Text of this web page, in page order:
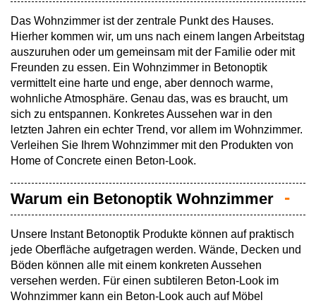
Das Wohnzimmer ist der zentrale Punkt des Hauses.
Hierher kommen wir, um uns nach einem langen Arbeitstag
auszuruhen oder um gemeinsam mit der Familie oder mit
Freunden zu essen. Ein Wohnzimmer in Betonoptik
vermittelt eine harte und enge, aber dennoch warme,
wohnliche Atmosphäre. Genau das, was es braucht, um
sich zu entspannen. Konkretes Aussehen war in den
letzten Jahren ein echter Trend, vor allem im Wohnzimmer.
Verleihen Sie Ihrem Wohnzimmer mit den Produkten von
Home of Concrete einen Beton-Look.
Warum ein Betonoptik Wohnzimmer
Unsere Instant Betonoptik Produkte können auf praktisch
jede Oberfläche aufgetragen werden. Wände, Decken und
Böden können alle mit einem konkreten Aussehen
versehen werden. Für einen subtileren Beton-Look im
Wohnzimmer kann ein Beton-Look auch auf Möbel